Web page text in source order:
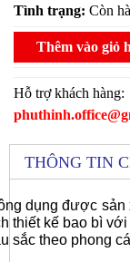
Tình trạng: Còn
Thêm vào giỏ
Hỗ trợ khách hàng:
THÔNG TIN
dụng được sản
kế bao bì
sắc theo phong